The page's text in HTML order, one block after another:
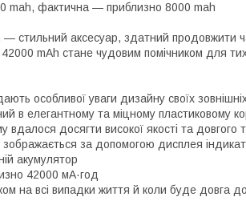
mah, фактична — приблизно 8000 mah
стильний аксесуар, здатний продовжити
mAh стане чудовим помічником для
особливої уваги дизайну своїх
в елегантному та міцному пластиковому
досягти високої якості та довгого
за допомогою дисплея
акумулятор
42000 мА·год
на всі випадки життя й коли буде довга